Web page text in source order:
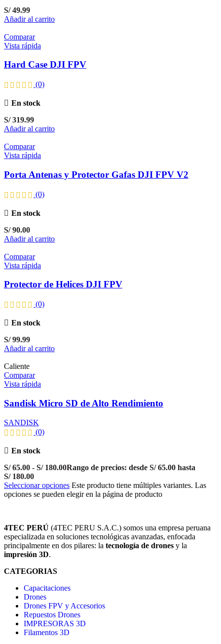
S/49.99
Añadir al carrito
Comparar
Vista rápida
Hard Case DJI FPV
(0)
En stock
S/319.99
Añadir al carrito
Comparar
Vista rápida
Porta Antenas y Protector Gafas DJI FPV V2
(0)
En stock
S/90.00
Añadir al carrito
Comparar
Vista rápida
Protector de Helices DJI FPV
(0)
En stock
S/99.99
Añadir al carrito
Caliente
Comparar
Vista rápida
Sandisk Micro SD de Alto Rendimiento
SANDISK
(0)
En stock
S/65.00 - S/180.00Rango de precios: desde S/ 65.00 hasta
S/ 180.00
Seleccionar opciones Este producto tiene múltiples variantes. Las
opciones se pueden elegir en la página de producto
4TEC PERÚ (4TEC PERU S.A.C.) somos una empresa peruana
especializada en soluciones tecnológicas avanzadas, enfocada
principalmente en dos pilares: la tecnología de drones y la
impresión 3D.
CATEGORIAS
Capacitaciones
Drones
Drones FPV y Accesorios
Repuestos Drones
IMPRESORAS 3D
Filamentos 3D